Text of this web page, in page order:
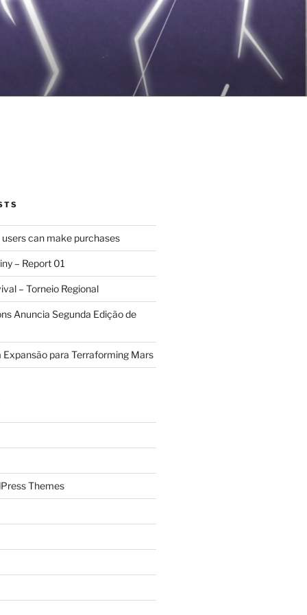
can make purchases
– Report 01
– Torneio Regional
Anuncia Segunda Edição de
Expansão para Terraforming Mars
Themes